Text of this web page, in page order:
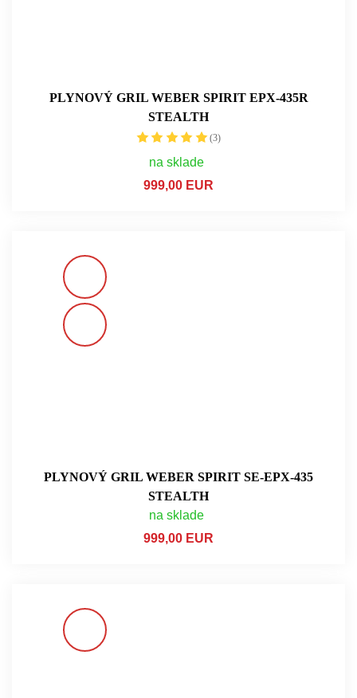
PLYNOVÝ GRIL WEBER SPIRIT EPX-435R
STEALTH
(3)
na sklade
999,00 EUR
PLYNOVÝ GRIL WEBER SPIRIT SE-EPX-435
STEALTH
na sklade
999,00 EUR